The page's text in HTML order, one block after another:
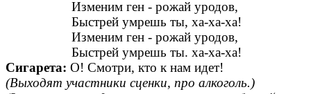
Изменим ген - рожай уродов,
Быстрей умрешь ты, ха-ха-ха!
Изменим ген - рожай уродов,
Быстрей умрешь ты. ха-ха-ха!
Сигарета: О! Смотри, кто к нам идет!
(Выходят участники сценки, про алкоголь.)